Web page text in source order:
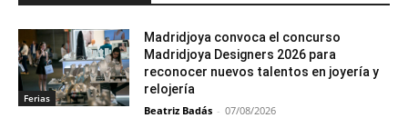
Ferias
Madridjoya convoca el concurso
Madridjoya Designers 2026 para
reconocer nuevos talentos en joyería y
relojería
Beatriz Badás - 07/08/2026